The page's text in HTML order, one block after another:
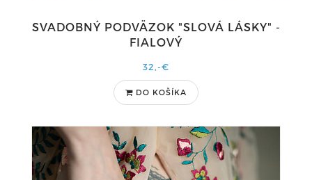
SVADOBNÝ PODVÄZOK "SLOVÁ LÁSKY" -
FIALOVÝ
32,-€
DO KOŠÍKA